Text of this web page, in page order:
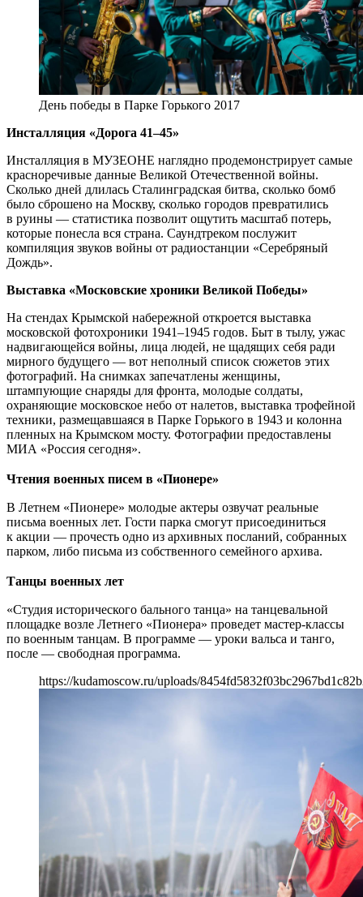
День победы в Парке Горького 2017
Инсталляция «Дорога 41–45»
Инсталляция в МУЗЕОНЕ наглядно продемонстрирует самые
красноречивые данные Великой Отечественной войны.
Сколько дней длилась Сталинградская битва, сколько бомб
было сброшено на Москву, сколько городов превратились
в руины — статистика позволит ощутить масштаб потерь,
которые понесла вся страна. Саундтреком послужит
компиляция звуков войны от радиостанции «Серебряный
Дождь».
Выставка «Московские хроники Великой Победы»
На стендах Крымской набережной откроется выставка
московской фотохроники 1941–1945 годов. Быт в тылу, ужас
надвигающейся войны, лица людей, не щадящих себя ради
мирного будущего — вот неполный список сюжетов этих
фотографий. На снимках запечатлены женщины,
штампующие снаряды для фронта, молодые солдаты,
охраняющие московское небо от налетов, выставка трофейной
техники, размещавшаяся в Парке Горького в 1943 и колонна
пленных на Крымском мосту. Фотографии предоставлены
МИА «Россия сегодня».
Чтения военных писем в «Пионере»
В Летнем «Пионере» молодые актеры озвучат реальные
письма военных лет. Гости парка смогут присоединиться
к акции — прочесть одно из архивных посланий, собранных
парком, либо письма из собственного семейного архива.
Танцы военных лет
«Студия исторического бального танца» на танцевальной
площадке возле Летнего «Пионера» проведет мастер-классы
по военным танцам. В программе — уроки вальса и танго,
после — свободная программа.
https://kudamoscow.ru/uploads/